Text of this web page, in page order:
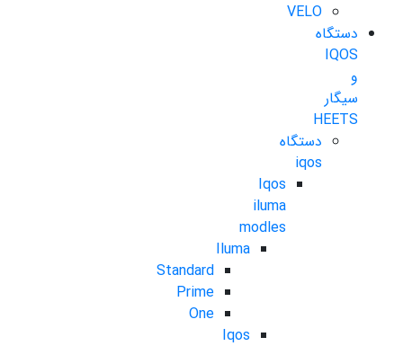
VELO
دستگاه
IQOS
و
سیگار
HEETS
دستگاه
iqos
Iqos
iluma
modles
Iluma
Standard
Prime
One
Iqos